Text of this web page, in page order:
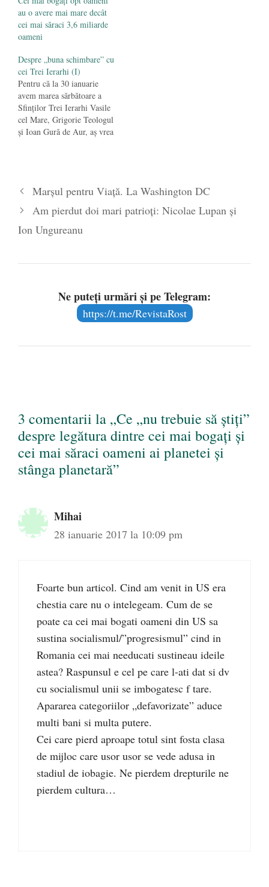
au o avere mai mare decât
cei mai săraci 3,6 miliarde
oameni
Despre „buna schimbare” cu
cei Trei Ierarhi (I)
Pentru că la 30 ianuarie
avem marea sărbătoare a
Sfinţilor Trei Ierarhi Vasile
cel Mare, Grigorie Teologul
şi Ioan Gură de Aur, aş vrea
arhiepsicopului Anastasios
“DINAMICA UNEI
SCHIMBĂRI GLOBALE ŞI
CONTINUE sau Mărturia…
Marșul pentru Viață. La Washington DC
Am pierdut doi mari patrioți: Nicolae Lupan și
Ion Ungureanu
Ne puteți urmări și pe Telegram:
https://t.me/RevistaRost
3 comentarii la „Ce „nu trebuie să ştiţi”
despre legătura dintre cei mai bogaţi şi
cei mai săraci oameni ai planetei şi
stânga planetară”
Mihai
28 ianuarie 2017 la 10:09 pm
Foarte bun articol. Cind am venit in US era
chestia care nu o intelegeam. Cum de se
poate ca cei mai bogati oameni din US sa
sustina socialismul/”progresismul” cind in
Romania cei mai needucati sustineau ideile
astea? Raspunsul e cel pe care l-ati dat si dv
cu socialismul unii se imbogatesc f tare.
Apararea categoriilor „defavorizate” aduce
multi bani si multa putere.
Cei care pierd aproape totul sint fosta clasa
de mijloc care usor usor se vede adusa in
stadiul de iobagie. Ne pierdem drepturile ne
pierdem cultura…